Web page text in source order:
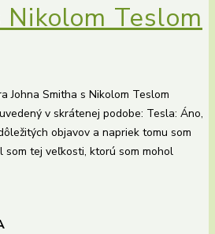
Nikolom Teslom
Johna Smitha s Nikolom Teslom
v skrátenej podobe: Tesla: Áno,
objavov a napriek tomu som
som tej veľkosti, ktorú som mohol